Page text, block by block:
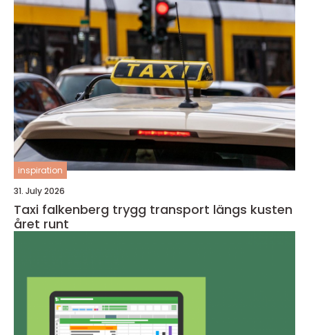
inspiration
31. July 2026
Taxi falkenberg trygg transport längs kusten
året runt